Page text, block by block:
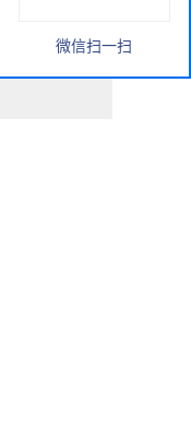
微信扫一扫